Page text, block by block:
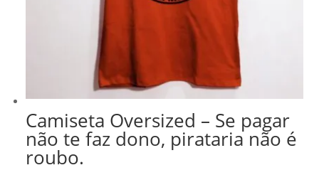
Camiseta Oversized – Se pagar
não te faz dono, pirataria não é
roubo.